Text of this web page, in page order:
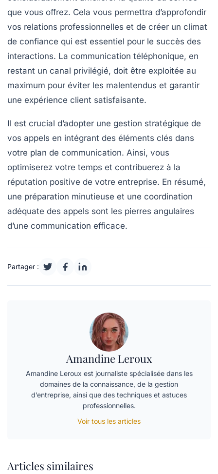
que vous offrez. Cela vous permettra d’approfondir
vos relations professionnelles et de créer un climat
de confiance qui est essentiel pour le succès des
interactions. La communication téléphonique, en
restant un canal privilégié, doit être exploitée au
maximum pour éviter les malentendus et garantir
une expérience client satisfaisante.
Il est crucial d’adopter une gestion stratégique de
vos appels en intégrant des éléments clés dans
votre plan de communication. Ainsi, vous
optimiserez votre temps et contribuerez à la
réputation positive de votre entreprise. En résumé,
une préparation minutieuse et une coordination
adéquate des appels sont les pierres angulaires
d’une communication efficace.
Partager :
Amandine Leroux
Amandine Leroux est journaliste spécialisée dans les
domaines de la connaissance, de la gestion
d’entreprise, ainsi que des techniques et astuces
professionnelles.
Voir tous les articles
Articles similaires